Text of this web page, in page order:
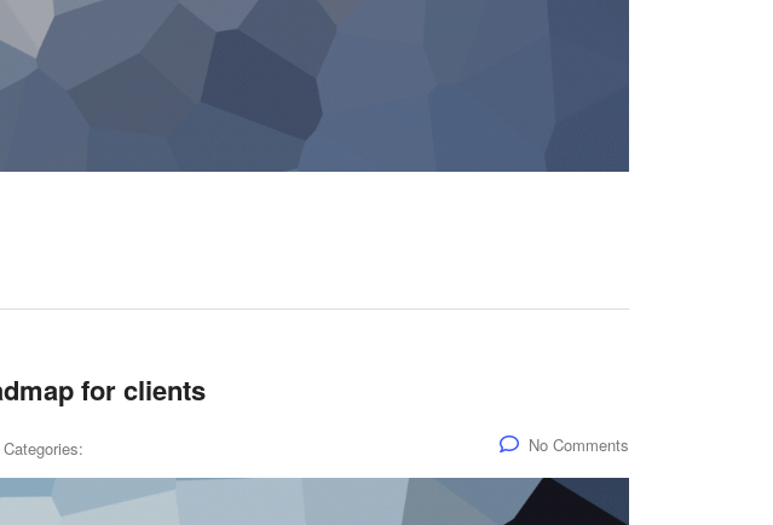
for clients
Categories: No Comments